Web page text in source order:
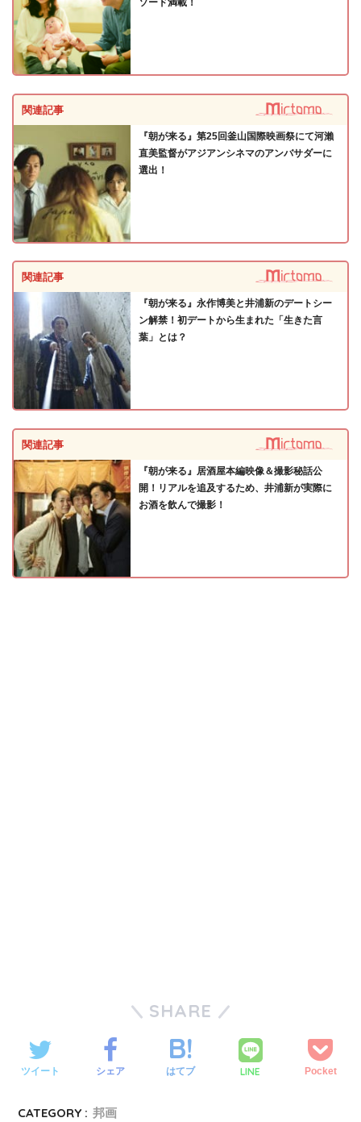
ソード満載！
関連記事
『朝が来る』第25回釜山国際映画祭にて河瀨
直美監督がアジアンシネマのアンバサダーに
選出！
関連記事
『朝が来る』永作博美と井浦新のデートシー
ン解禁！初デートから生まれた「生きた言
葉」とは？
関連記事
『朝が来る』居酒屋本編映像＆撮影秘話公
開！リアルを追及するため、井浦新が実際に
お酒を飲んで撮影！
SHARE
ツイート シェア はてブ LINE Pocket
CATEGORY : 邦画